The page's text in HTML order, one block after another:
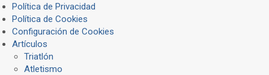
Política de Privacidad
Política de Cookies
Configuración de Cookies
Artículos
Triatlón
Atletismo